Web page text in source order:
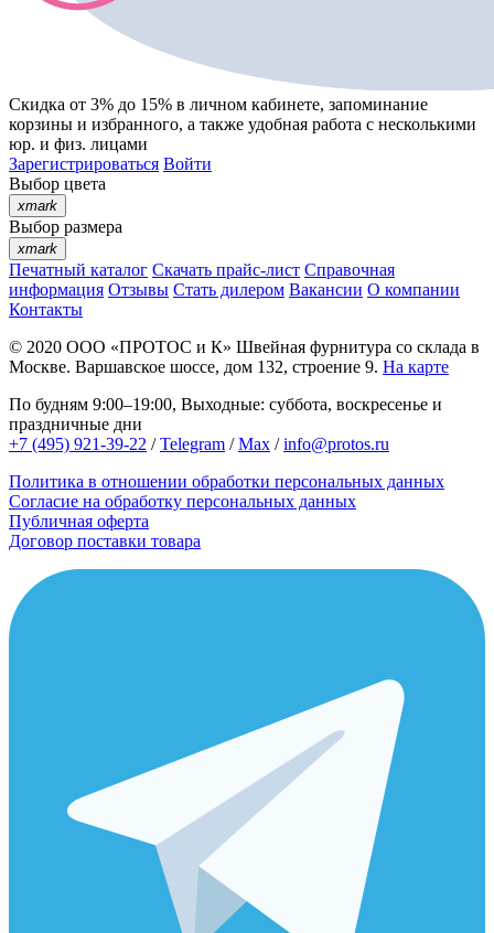
Скидка от 3% до 15% в личном кабинете, запоминание
корзины и избранного, а также удобная работа с несколькими
юр. и физ. лицами
Зарегистрироваться Войти
Выбор цвета
xmark
Выбор размера
xmark
Печатный каталог Скачать прайс-лист Справочная
информация Отзывы Стать дилером Вакансии О компании
Контакты
© 2020 ООО «ПРОТОС и К» Швейная фурнитура со склада в
Москве. Варшавское шоссе, дом 132, строение 9. На карте
По будням 9:00–19:00, Выходные: суббота, воскресенье и
праздничные дни
+7 (495) 921-39-22 /Telegram /Max /info@protos.ru
Политика в отношении обработки персональных данных
Согласие на обработку персональных данных
Публичная оферта
Договор поставки товара